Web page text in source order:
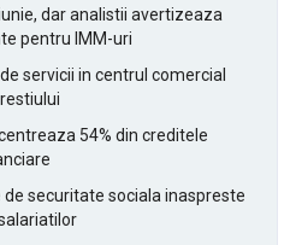
dar analistii avertizeaza
pentru IMM-uri
servicii in centrul comercial
54% din creditele
securitate sociala inaspreste